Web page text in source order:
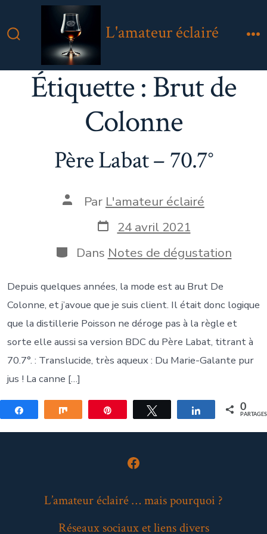
au
Bascule
Rechercher
L'amateur éclairé
Étiquette :Brut de
Colonne
Père Labat – 70.7°
Auteur
publication
Par L'amateur éclairé
Date
de
publication
24 avril 2021
Catégories
Dans Notes de dégustation
Depuis quelques années, la mode est au Brut De
Colonne, et j’avoue que je suis client. Il était donc logique
que la distillerie Poisson ne déroge pas à la règle et
sorte elle aussi sa version BDC du Père Labat, titrant à
70.7°. : Translucide, très aqueux : Du Marie-Galante pur
jus ! La canne […]
Partagez Partagez Tweetez Partagez 0
PARTAGES
Open
in
a
L’amateur éclairé … mais pourquoi ?
Réseaux sociaux et liens divers